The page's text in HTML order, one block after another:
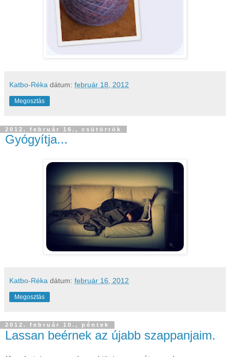
Katbo-Réka dátum: február 18, 2012
Megosztás
2012. február 16., csütörtök
Gyógyítja...
Katbo-Réka dátum: február 16, 2012
Megosztás
2012. február 10., péntek
Lassan beérnek az újabb szappanjaim.